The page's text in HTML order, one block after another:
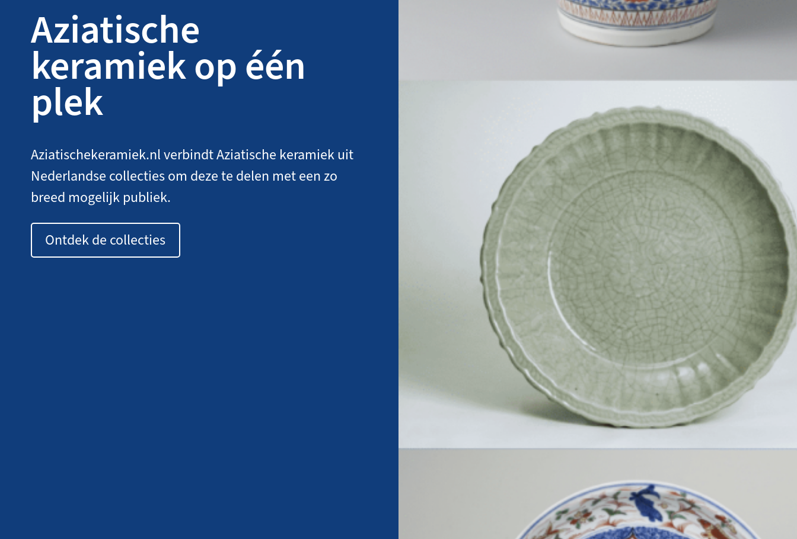
Aziatische
keramiek op één
plek
Aziatischekeramiek.nl verbindt Aziatische keramiek uit
Nederlandse collecties om deze te delen met een zo
breed mogelijk publiek.
Ontdek de collecties